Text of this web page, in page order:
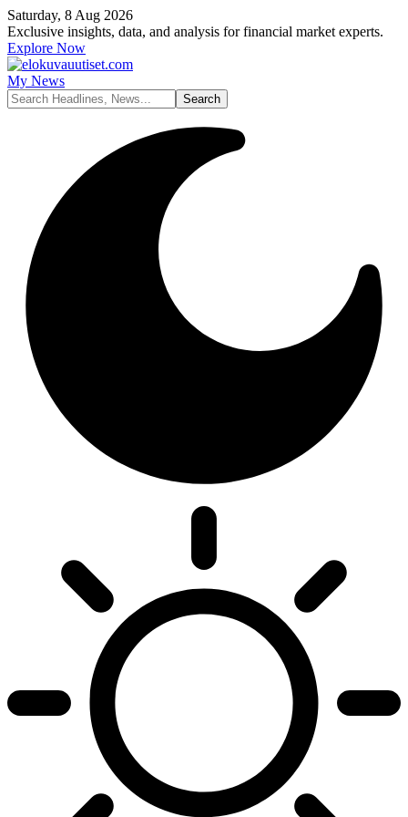
Saturday, 8 Aug 2026
Exclusive insights, data, and analysis for financial market experts.
Explore Now
My News